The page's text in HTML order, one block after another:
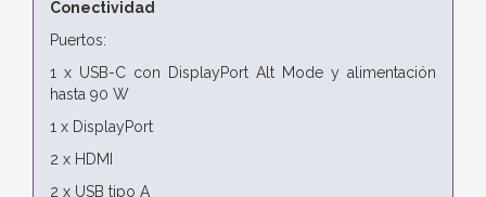
Conectividad
Puertos:
1 x USB-C con DisplayPort Alt Mode y alimentación
hasta 90 W
1 x DisplayPort
2 x HDMI
2 x USB tipo A